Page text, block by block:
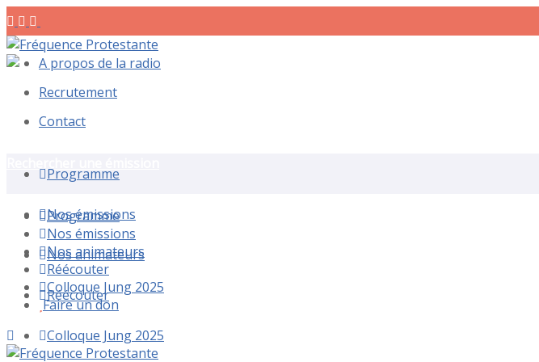
A propos de la radio
Recrutement
Contact
Programme
Nos émissions
Nos animateurs
Réécouter
Colloque Jung 2025
Programme
Nos émissions
Nos animateurs
Réécouter
Colloque Jung 2025
Faire un don